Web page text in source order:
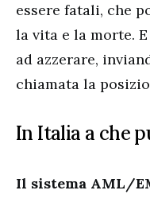
essere fatali, che
la vita e la morte.
ad azzerare,
chiamata la
In Italia a che
Il sistema AML/